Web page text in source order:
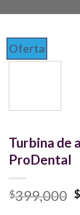
Oferta
Turbina de
ProDental
$399,000 $